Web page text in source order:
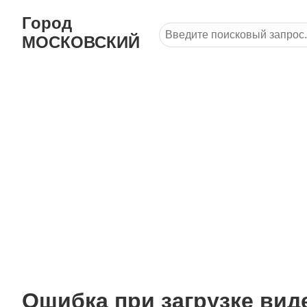
Город
МОСКОВСКИЙ
Ошибка при загрузке